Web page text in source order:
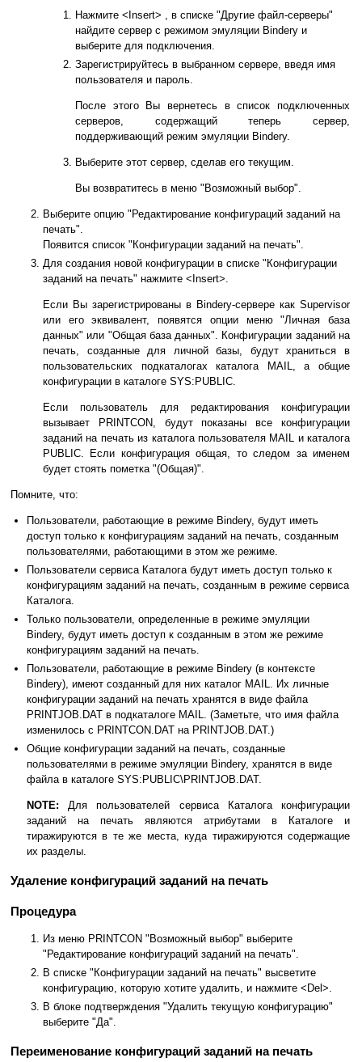
Нажмите <Insert> , в списке "Другие файл-серверы"
найдите сервер с режимом эмуляции Bindery и
выберите для подключения.
Зарегистрируйтесь в выбранном сервере, введя имя
пользователя и пароль.
После этого Вы вернетесь в список подключенных
серверов, содержащий теперь сервер,
поддерживающий режим эмуляции Bindery.
Выберите этот сервер, сделав его текущим.
Вы возвратитесь в меню "Возможный выбор".
Выберите опцию "Редактирование конфигураций заданий на
печать".
Появится список "Конфигурации заданий на печать".
Для создания новой конфигурации в списке "Конфигурации
заданий на печать" нажмите <Insert>.
Если Вы зарегистрированы в Bindery-сервере как Supervisor
или его эквивалент, появятся опции меню "Личная база
данных" или "Общая база данных". Конфигурации заданий на
печать, созданные для личной базы, будут храниться в
пользовательских подкаталогах каталога MAIL, а общие
конфигурации в каталоге SYS:PUBLIC.
Если пользователь для редактирования конфигурации
вызывает PRINTCON, будут показаны все конфигурации
заданий на печать из каталога пользователя MAIL и каталога
PUBLIC. Если конфигурация общая, то следом за именем
будет стоять пометка "(Общая)".
Помните, что:
Пользователи, работающие в режиме Bindery, будут иметь
доступ только к конфигурациям заданий на печать, созданным
пользователями, работающими в этом же режиме.
Пользователи сервиса Каталога будут иметь доступ только к
конфигурациям заданий на печать, созданным в режиме сервиса
Каталога.
Только пользователи, определенные в режиме эмуляции
Bindery, будут иметь доступ к созданным в этом же режиме
конфигурациям заданий на печать.
Пользователи, работающие в режиме Bindery (в контексте
Bindery), имеют созданный для них каталог MAIL. Их личные
конфигурации заданий на печать хранятся в виде файла
PRINTJOB.DAT в подкаталоге MAIL. (Заметьте, что имя файла
изменилось с PRINTCON.DAT на PRINTJOB.DAT.)
Общие конфигурации заданий на печать, созданные
пользователями в режиме эмуляции Bindery, хранятся в виде
файла в каталоге SYS:PUBLIC\PRINTJOB.DAT.
NOTE: Для пользователей сервиса Каталога конфигурации
заданий на печать являются атрибутами в Каталоге и
тиражируются в те же места, куда тиражируются содержащие
их разделы.
Удаление конфигураций заданий на печать
Процедура
Из меню PRINTCON "Возможный выбор" выберите
"Редактирование конфигураций заданий на печать".
В списке "Конфигурации заданий на печать" высветите
конфигурацию, которую хотите удалить, и нажмите <Del>.
В блоке подтверждения "Удалить текущую конфигурацию"
выберите "Да".
Переименование конфигураций заданий на печать